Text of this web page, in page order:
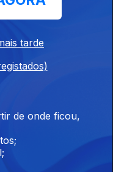
Ferrandini e Luís
Vila Do Conde
tarde
de onde ficou,